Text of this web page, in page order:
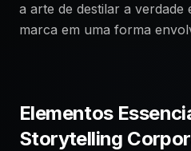
a arte de destilar a verdade
marca em uma forma
Elementos
Storytelling